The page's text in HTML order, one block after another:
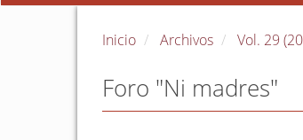
Inicio Archivos Vol. 29
Foro "Ni madres"